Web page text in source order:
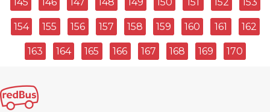
Cao Lãnh Đi Tân Sơn Nhất
Động Phong Nha Đi Bến Xe Nước Ngầm
145 146 147 148 149 150 151 152 153
154 155 156 157 158 159 160 161 162
163 164 165 166 167 168 169 170